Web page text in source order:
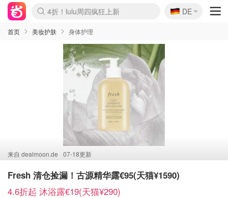
Boticinal 夏促开抢！
4折！lulu周四疯狂上新
还没结束！&OtherStories大促
Joybuy变相75折 随时失效
速领！Stanley独家85折
疑似霸哥！Camper额外叠85折
Zalando 奥莱闪促！每日更新
Moncler反季囤！5折起+叠9折
Coach Brooklyn仅€192
🇩🇪
DE
首页 美妆护肤 身体护理
来自 dealmoon.de 07-18更新
Fresh 清仓捡漏！古源精华露€95(天猫¥1590)
4.6折起 沐浴露€19(天猫¥290)